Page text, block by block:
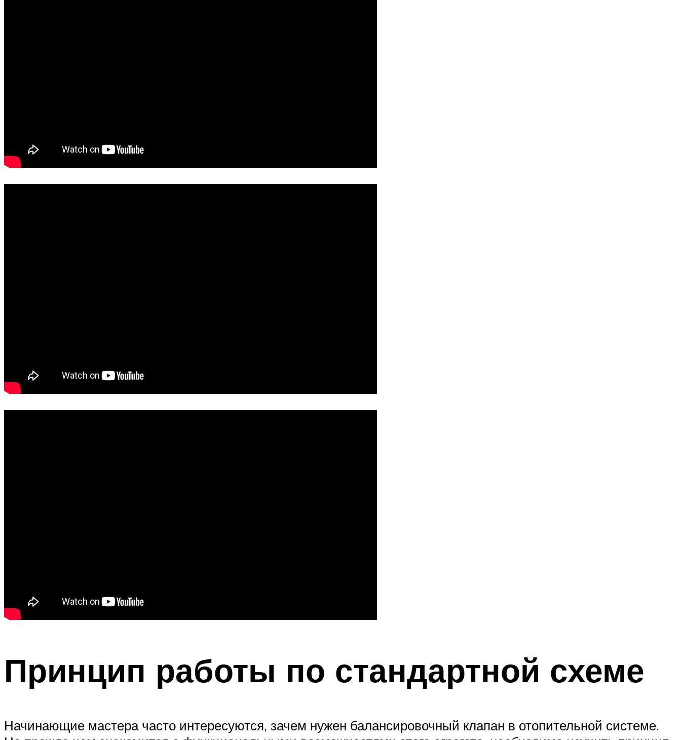
Принцип работы по стандартной схеме
Начинающие мастера часто интересуются, зачем нужен балансировочный клапан в отопительной системе.